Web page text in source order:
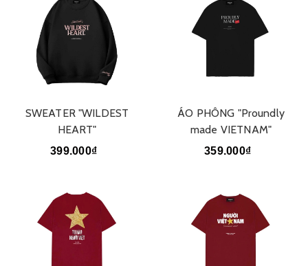
SWEATER "WILDEST
HEART"
399.000₫
ÁO PHÔNG "Proundly
made VIETNAM"
359.000₫